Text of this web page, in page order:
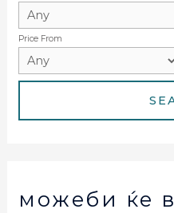
Price From
можеби ќе